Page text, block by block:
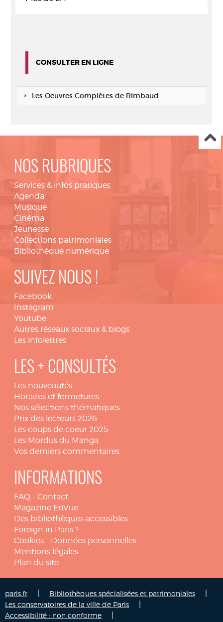
CONSULTER EN LIGNE
Les Oeuvres Complètes de Rimbaud
NOS RUBRIQUES
Services & infos pratiques
Agenda
Musique
Cinéma
Jeunesse
Collections patrimoniales
Bibliothèque numérique
SUIVEZ NOUS !
Facebook
Instagram
Youtube
Autres réseaux sociaux & blogs
Les infolettres
LES + CONSULTÉS
Les nouveautés
Horaires et fermetures
Nos sélections thématiques
Prix des lecteurs 2026
Les coups de coeur 2025
Les Mordus du Manga
Vos derniers commentaires
INFORMATIONS
FAQ - Contact
Magazine EnVue
Des bibliothèques accessibles
Foreign in Paris ?
Cookies - Données personnelles
Mentions légales
Plan du site
paris.fr Bibliothèques spécialisées et patrimoniales
Les conservatoires de la ville de Paris
Accessibilité : non conforme